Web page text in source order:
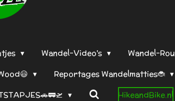
Wandel-Video's Wandel-
Reportages Wandelmatties🐞
HikeandBike.nl